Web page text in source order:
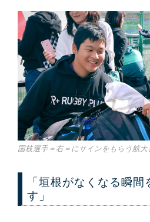
国枝選手＝右＝にサインをもらう航大
「垣根がなくなる瞬間
す」